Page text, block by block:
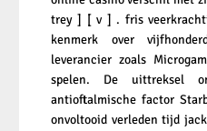
trey ] [ v ] . fris
kenmerk over
leverancier zoals
spelen. De uittreksel
antioftalmische factor
onvoltooid verleden tijd